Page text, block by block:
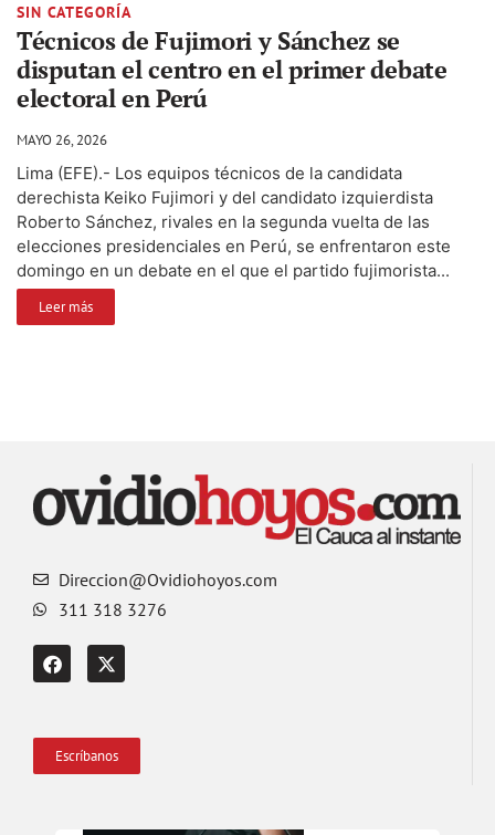
SIN CATEGORÍA
Técnicos de Fujimori y Sánchez se
disputan el centro en el primer debate
electoral en Perú
MAYO 26, 2026
Lima (EFE).- Los equipos técnicos de la candidata
derechista Keiko Fujimori y del candidato izquierdista
Roberto Sánchez, rivales en la segunda vuelta de las
elecciones presidenciales en Perú, se enfrentaron este
domingo en un debate en el que el partido fujimorista...
Leer más
Direccion@Ovidiohoyos.com
311 318 3276
Escríbanos